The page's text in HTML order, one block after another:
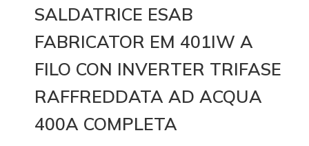
SALDATRICE ESAB
FABRICATOR EM 401IW A
FILO CON INVERTER TRIFASE
RAFFREDDATA AD ACQUA
400A COMPLETA